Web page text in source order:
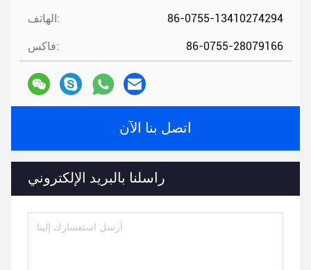
الهاتف: 86-0755-13410274294
فاكس: 86-0755-28079166
اتصل بنا الآن
راسلنا بالبريد الإلكتروني